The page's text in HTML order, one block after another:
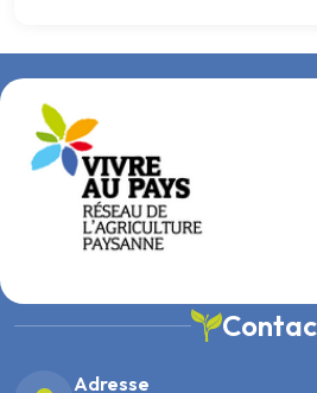
Adresse